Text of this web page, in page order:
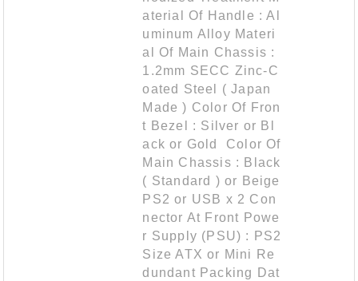
aterial Of Handle : Al
uminum Alloy Materi
al Of Main Chassis :
1.2mm SECC Zinc-C
oated Steel ( Japan
Made ) Color Of Fron
t Bezel : Silver or Bl
ack or Gold Color Of
Main Chassis : Black
( Standard ) or Beige
PS2 or USB x 2 Con
nector At Front Powe
r Supply (PSU) : PS2
Size ATX or Mini Re
dundant Packing Dat